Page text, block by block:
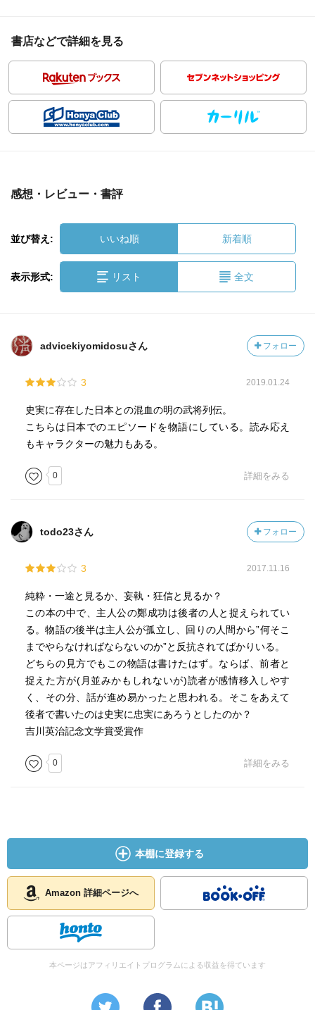
書店などで詳細を見る
感想・レビュー・書評
並び替え: いいね順 新着順
表示形式: リスト 全文
advicekiyomidosuさん フォロー
3 2019.01.24
史実に存在した日本との混血の明の武将列伝。
こちらは日本でのエピソードを物語にしている。読み応え
もキャラクターの魅力もある。
0 詳細をみる
todo23さん フォロー
3 2017.11.16
純粋・一途と見るか、妄執・狂信と見るか？
この本の中で、主人公の鄭成功は後者の人と捉えられてい
る。物語の後半は主人公が孤立し、回りの人間から”何そこ
までやらなければならないのか”と反抗されてばかりいる。
どちらの見方でもこの物語は書けたはず。ならば、前者と
捉えた方が(月並みかもしれないが)読者が感情移入しやす
く、その分、話が進め易かったと思われる。そこをあえて
後者で書いたのは史実に忠実にあろうとしたのか？
吉川英治記念文学賞受賞作
0 詳細をみる
本棚に登録する
Amazon 詳細ページへ
本ページはアフィリエイトプログラムによる収益を得ています